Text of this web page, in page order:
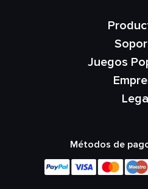
Juegos
Métodos de